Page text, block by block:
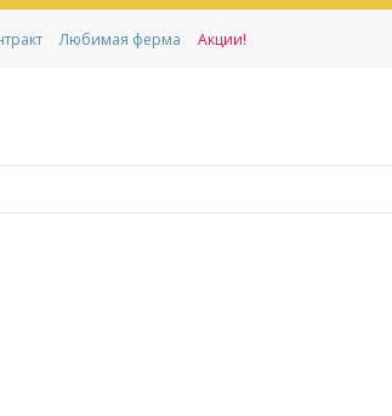
Любимая ферма Акции!